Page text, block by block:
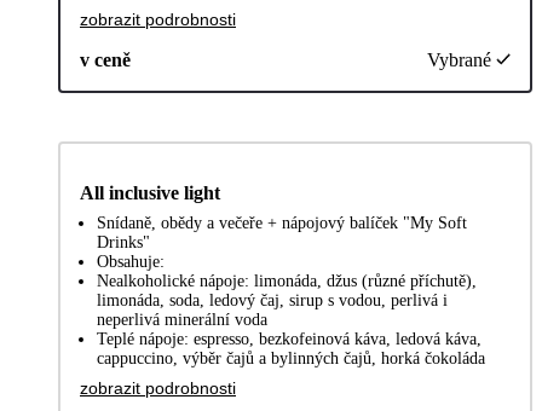
zobrazit podrobnosti
v ceně Vybrané
All inclusive light
Snídaně, obědy a večeře + nápojový balíček "My Soft
Drinks"
Obsahuje:
Nealkoholické nápoje: limonáda, džus (různé příchutě),
limonáda, soda, ledový čaj, sirup s vodou, perlivá i
neperlivá minerální voda
Teplé nápoje: espresso, bezkofeinová káva, ledová káva,
cappuccino, výběr čajů a bylinných čajů, horká čokoláda
zobrazit podrobnosti